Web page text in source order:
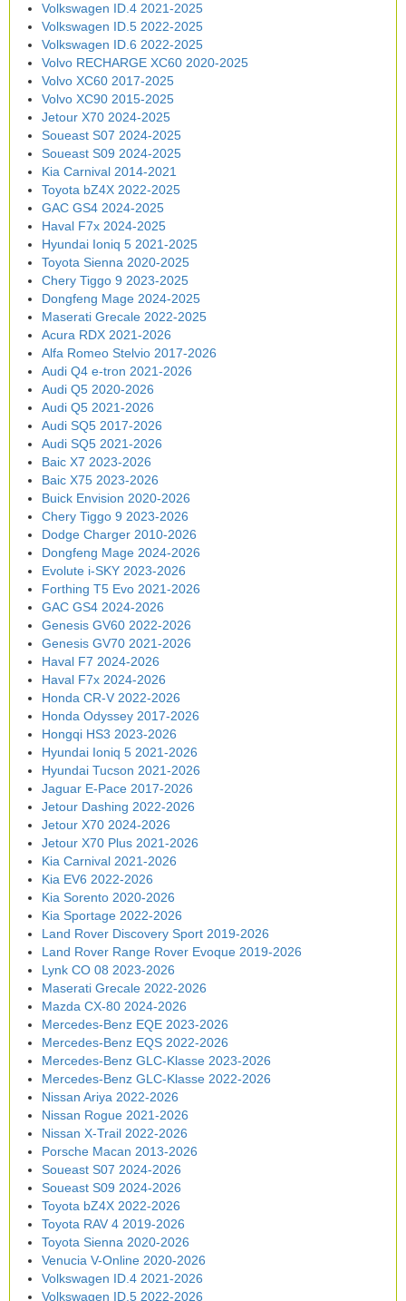
Volkswagen ID.4 2021-2025
Volkswagen ID.5 2022-2025
Volkswagen ID.6 2022-2025
Volvo RECHARGE XC60 2020-2025
Volvo XC60 2017-2025
Volvo XC90 2015-2025
Jetour X70 2024-2025
Soueast S07 2024-2025
Soueast S09 2024-2025
Kia Carnival 2014-2021
Toyota bZ4X 2022-2025
GAC GS4 2024-2025
Haval F7x 2024-2025
Hyundai Ioniq 5 2021-2025
Toyota Sienna 2020-2025
Chery Tiggo 9 2023-2025
Dongfeng Mage 2024-2025
Maserati Grecale 2022-2025
Acura RDX 2021-2026
Alfa Romeo Stelvio 2017-2026
Audi Q4 e-tron 2021-2026
Audi Q5 2020-2026
Audi Q5 2021-2026
Audi SQ5 2017-2026
Audi SQ5 2021-2026
Baic X7 2023-2026
Baic X75 2023-2026
Buick Envision 2020-2026
Chery Tiggo 9 2023-2026
Dodge Charger 2010-2026
Dongfeng Mage 2024-2026
Evolute i-SKY 2023-2026
Forthing T5 Evo 2021-2026
GAC GS4 2024-2026
Genesis GV60 2022-2026
Genesis GV70 2021-2026
Haval F7 2024-2026
Haval F7x 2024-2026
Honda CR-V 2022-2026
Honda Odyssey 2017-2026
Hongqi HS3 2023-2026
Hyundai Ioniq 5 2021-2026
Hyundai Tucson 2021-2026
Jaguar E-Pace 2017-2026
Jetour Dashing 2022-2026
Jetour X70 2024-2026
Jetour X70 Plus 2021-2026
Kia Carnival 2021-2026
Kia EV6 2022-2026
Kia Sorento 2020-2026
Kia Sportage 2022-2026
Land Rover Discovery Sport 2019-2026
Land Rover Range Rover Evoque 2019-2026
Lynk CO 08 2023-2026
Maserati Grecale 2022-2026
Mazda CX-80 2024-2026
Mercedes-Benz EQE 2023-2026
Mercedes-Benz EQS 2022-2026
Mercedes-Benz GLC-Klasse 2023-2026
Mercedes-Benz GLC-Klasse 2022-2026
Nissan Ariya 2022-2026
Nissan Rogue 2021-2026
Nissan X-Trail 2022-2026
Porsche Macan 2013-2026
Soueast S07 2024-2026
Soueast S09 2024-2026
Toyota bZ4X 2022-2026
Toyota RAV 4 2019-2026
Toyota Sienna 2020-2026
Venucia V-Online 2020-2026
Volkswagen ID.4 2021-2026
Volkswagen ID.5 2022-2026